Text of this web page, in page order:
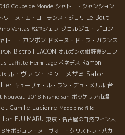
Coupe de Monde シャトー・シャンション
ワーヌ・エ・ローランス・ジョリ Le Bout
Veritas 松尾シェフ ジョルジュ・デコン
トー・カンボン ドメーヌ・ド・ラ・ガランス
Bistro FLACON オルガンの紺野真シェフ
Laffitte Hermitage ぺネデス Ramon
ル・ヴァン・ドゥ・メザミ Salon
キューヴェ・ル・ラン・デュ・メルル 台
Nouveau 2018 Nishio san ボッケリア市場
et Camille Lapierre Madeleine fille
FUJIMARU 東京・名古屋の自然ワイン大
年ボジョレ・ヌーヴォー・クリストフ・パカ